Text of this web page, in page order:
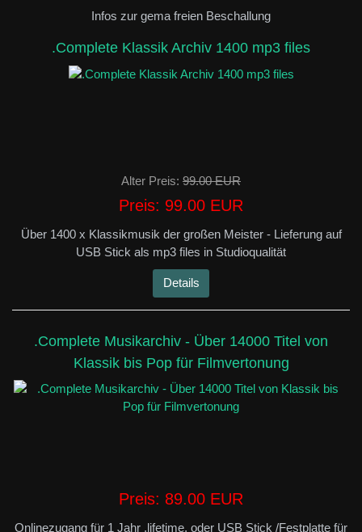
Infos zur gema freien Beschallung
.Complete Klassik Archiv 1400 mp3 files
Alter Preis: 99.00 EUR
Preis: 99.00 EUR
Über 1400 x Klassikmusik der großen Meister - Lieferung auf
USB Stick als mp3 files in Studioqualität
Details
.Complete Musikarchiv - Über 14000 Titel von
Klassik bis Pop für Filmvertonung
Preis: 89.00 EUR
Onlinezugang für 1 Jahr ,lifetime, oder USB Stick /Festplatte für